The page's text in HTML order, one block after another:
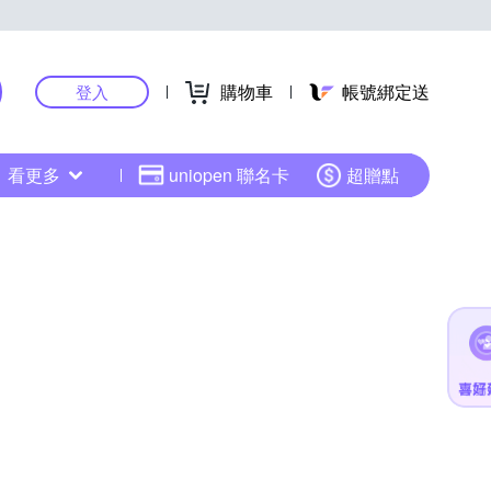
登入 購物車 帳號綁定送
看更多 uniopen 聯名卡 超贈點